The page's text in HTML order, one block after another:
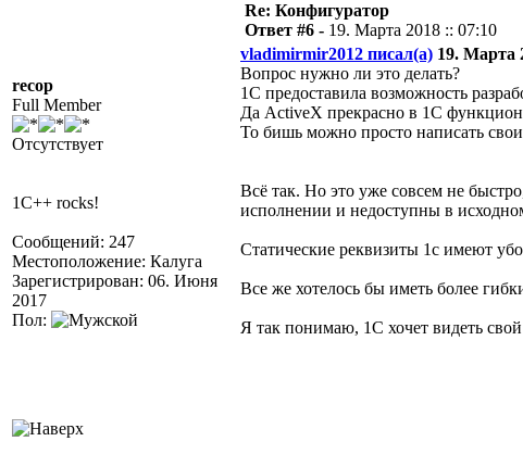
recop
Full Member
Отсутствует
1C++ rocks!
Сообщений: 247
Местоположение: Калуга
Зарегистрирован: 06. Июня
2017
Пол:
Re: Конфигуратор
Ответ #6 - 19. Марта 2018 :: 07:10
vladimirmir2012 писал(а) 19. Марта
Вопрос нужно ли это делать?
1С предоставила возможность
Да ActiveX прекрасно в 1С
То бишь можно просто написать
Всё так. Но это уже совсем не
исполнении и недоступны в
Статические реквизиты 1с имеют
Все же хотелось бы иметь более
Я так понимаю, 1С хочет видеть